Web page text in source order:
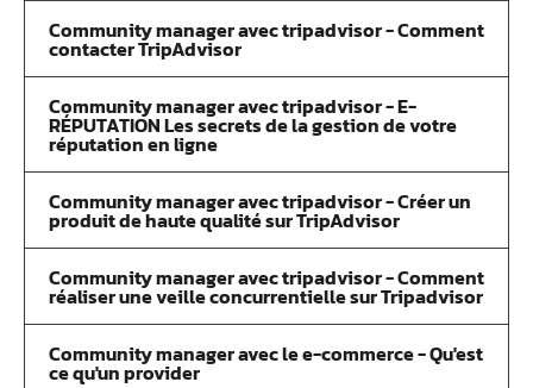
Community manager avec tripadvisor - Comment
contacter TripAdvisor
Community manager avec tripadvisor - E-
RÉPUTATION Les secrets de la gestion de votre
réputation en ligne
Community manager avec tripadvisor - Créer un
produit de haute qualité sur TripAdvisor
Community manager avec tripadvisor - Comment
réaliser une veille concurrentielle sur Tripadvisor
Community manager avec le e-commerce - Qu'est
ce qu'un provider